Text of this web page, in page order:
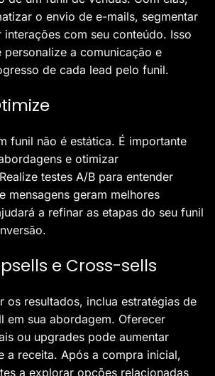
o envio de e-mails, segmentar
interações com seu conteúdo. Isso
personalize a comunicação e
de cada lead pelo funil.
funil não é estática. É importante
e otimizar
testes A/B para entender
mensagens geram melhores
a refinar as etapas do seu funil
e Cross-sells
os resultados, inclua estratégias de
em sua abordagem. Oferecer
ou upgrades pode aumentar
a receita. Após a compra inicial,
a explorar opções relacionadas